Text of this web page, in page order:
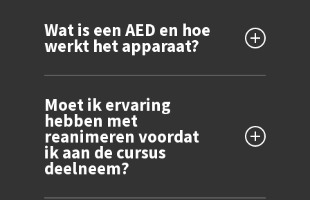
Wat is een AED en hoe
werkt het apparaat?
kan herstellen bij een hartstilstand. Het
apparaat geeft elektrische schokken af om
het hart weer op gang te brengen. Tijdens
een reanimatiecursus met AED leer je hoe je
Moet ik ervaring
hebben met
reanimeren voordat
ik aan de cursus
deelneem?